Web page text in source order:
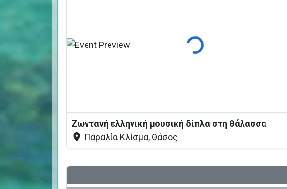
Φόρτωση...
Ζωντανή ελληνική μουσική δίπλα στη θάλασσα
Παραλία Κλίσμα, Θάσος